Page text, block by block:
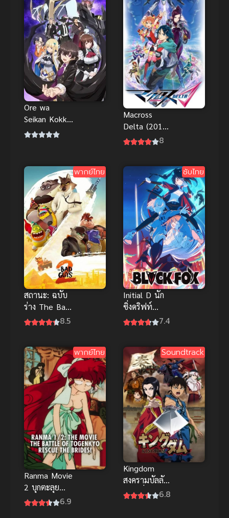
Ore wa
Seikan Kokka
no Akutoku
แห่งอาณาจักร
ดวงดาว!
Macross
Delta (2016)
มาครอส
8
พากย์ไทย
สถานะ: ฉบับ
ร่าง The Bad
Guys 2
8.5
ซับไทย
Initial D นัก
ซิ่งดริฟท์
สายฟ้า Extra
7.4
พากย์ไทย
Ranma Movie
2 บุกตะลุย
พากย์ไทย รัน
6.9
Soundtrack
Kingdom
สงครามบัลลังก์
ผงาดจิ๋นซี 6.8